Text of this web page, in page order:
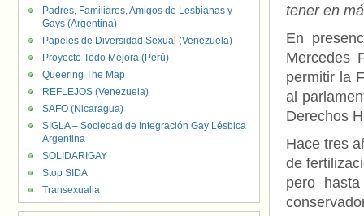
tener en
En
Mercedes
permitir la
al
Derechos
Hace tres
de
pero
Padres, Familiares, Amigos de Lesbianas y
Gays (Argentina)
Papeles de Diversidad Sexual (Venezuela)
Proyecto Todo Mejora (Perú)
Queering The Map
REFLEJOS (Venezuela)
SAFO (Nicaragua)
SIGLA – Sociedad de Integración Gay Lésbica
Argentina
SOLIDARIGAY
Stop SIDA
Transexualia